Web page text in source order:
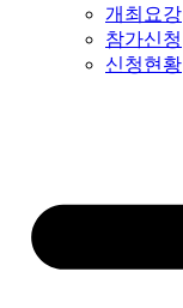
개최요강
참가신청
신청현황